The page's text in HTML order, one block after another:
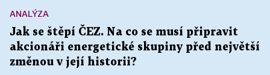
ANALÝZA
Jak se štěpí ČEZ. Na co se musí připravit
akcionáři energetické skupiny před největší
změnou v její historii?